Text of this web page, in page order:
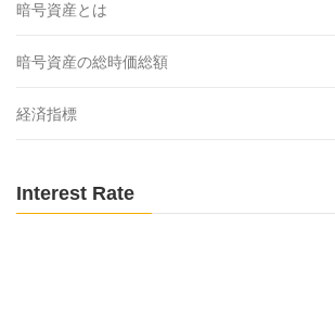
暗号資産とは
暗号資産の総時価総額
経済指標
Interest Rate